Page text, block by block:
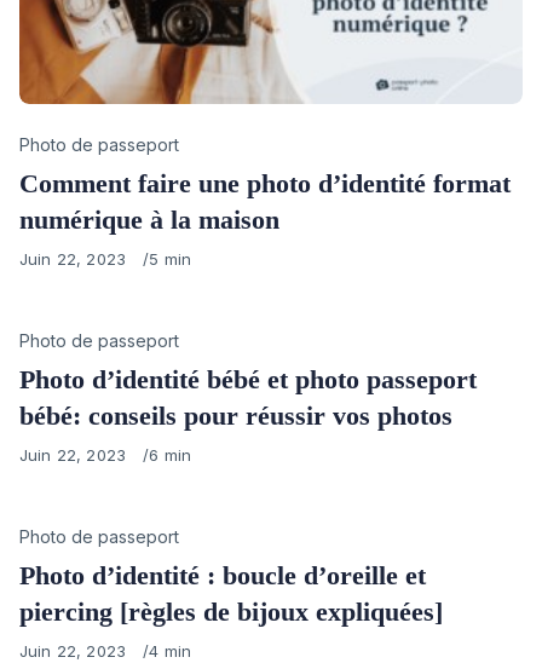
Category
Photo de passeport
Comment faire une photo d’identité format
numérique à la maison
Published
Juin 22, 2023 5 min
Category
Photo de passeport
Photo d’identité bébé et photo passeport
bébé: conseils pour réussir vos photos
Published
Juin 22, 2023 6 min
Category
Photo de passeport
Photo d’identité : boucle d’oreille et
piercing [règles de bijoux expliquées]
Published
Juin 22, 2023 4 min